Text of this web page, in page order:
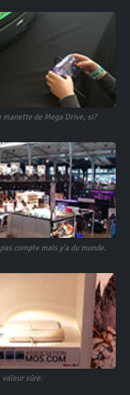
de Mega Drive, si?
compte mais y'a du monde.
valeur sûre.